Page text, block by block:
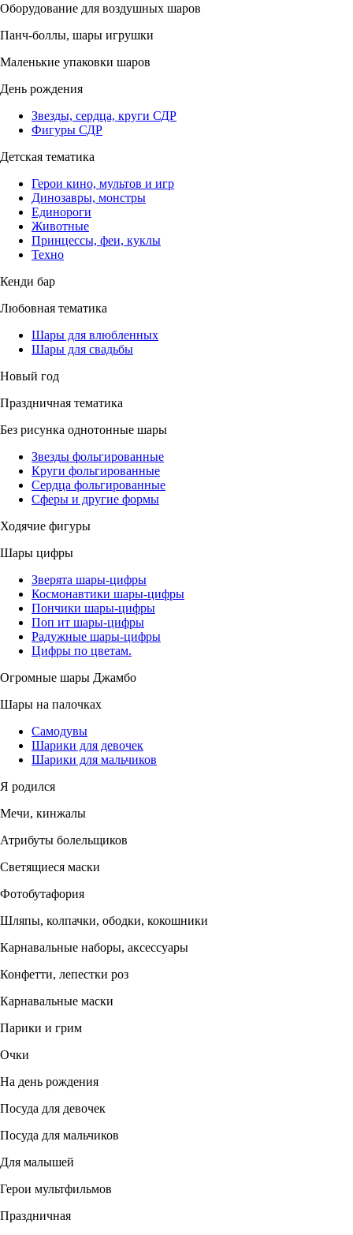
Оборудование для воздушных шаров
Панч-боллы, шары игрушки
Маленькие упаковки шаров
День рождения
Звезды, сердца, круги СДР
Фигуры СДР
Детская тематика
Герои кино, мультов и игр
Динозавры, монстры
Единороги
Животные
Принцессы, феи, куклы
Техно
Кенди бар
Любовная тематика
Шары для влюбленных
Шары для свадьбы
Новый год
Праздничная тематика
Без рисунка однотонные шары
Звезды фольгированные
Круги фольгированные
Сердца фольгированные
Сферы и другие формы
Ходячие фигуры
Шары цифры
Зверята шары-цифры
Космонавтики шары-цифры
Пончики шары-цифры
Поп ит шары-цифры
Радужные шары-цифры
Цифры по цветам.
Огромные шары Джамбо
Шары на палочках
Самодувы
Шарики для девочек
Шарики для мальчиков
Я родился
Мечи, кинжалы
Атрибуты болельщиков
Светящиеся маски
Фотобутафория
Шляпы, колпачки, ободки, кокошники
Карнавальные наборы, аксессуары
Конфетти, лепестки роз
Карнавальные маски
Парики и грим
Очки
На день рождения
Посуда для девочек
Посуда для мальчиков
Для малышей
Герои мультфильмов
Праздничная